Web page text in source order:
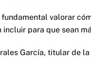
valorar
para que sean
García, titular de